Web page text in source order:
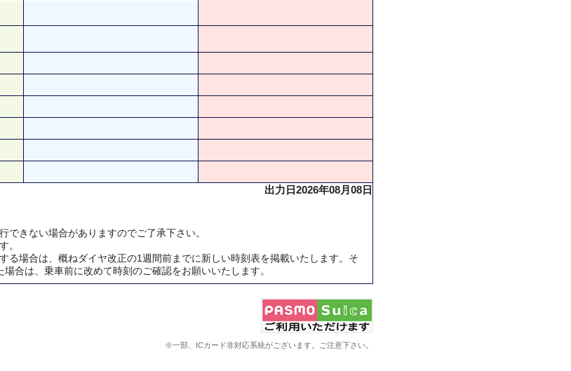
出力日2026年08月08日
きない場合がありますのでご了承下さい。
。
る場合は、概ねダイヤ改正の1週間前までに新しい時刻表を掲載いたします。そ
合は、乗車前に改めて時刻のご確認をお願いいたします。
※一部、ICカード非対応系統がございます。ご注意下さい。